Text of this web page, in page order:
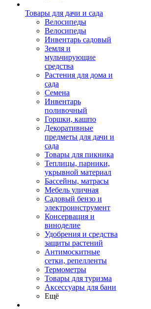
Товары для дачи и сада
Велосипеды
Велосипеды
Инвентарь садовый
Земля и
мульчирующие
средства
Растения для дома и
сада
Семена
Инвентарь
поливочный
Горшки, кашпо
Декоративные
предметы для дачи и
сада
Товары для пикника
Теплицы, парники,
укрывной материал
Бассейны, матрасы
Мебель уличная
Садовый бензо и
электроинструмент
Консервация и
виноделие
Удобрения и средства
защиты растений
Антимоскитные
сетки, репелленты
Термометры
Товары для туризма
Аксессуары для бани
Ещё